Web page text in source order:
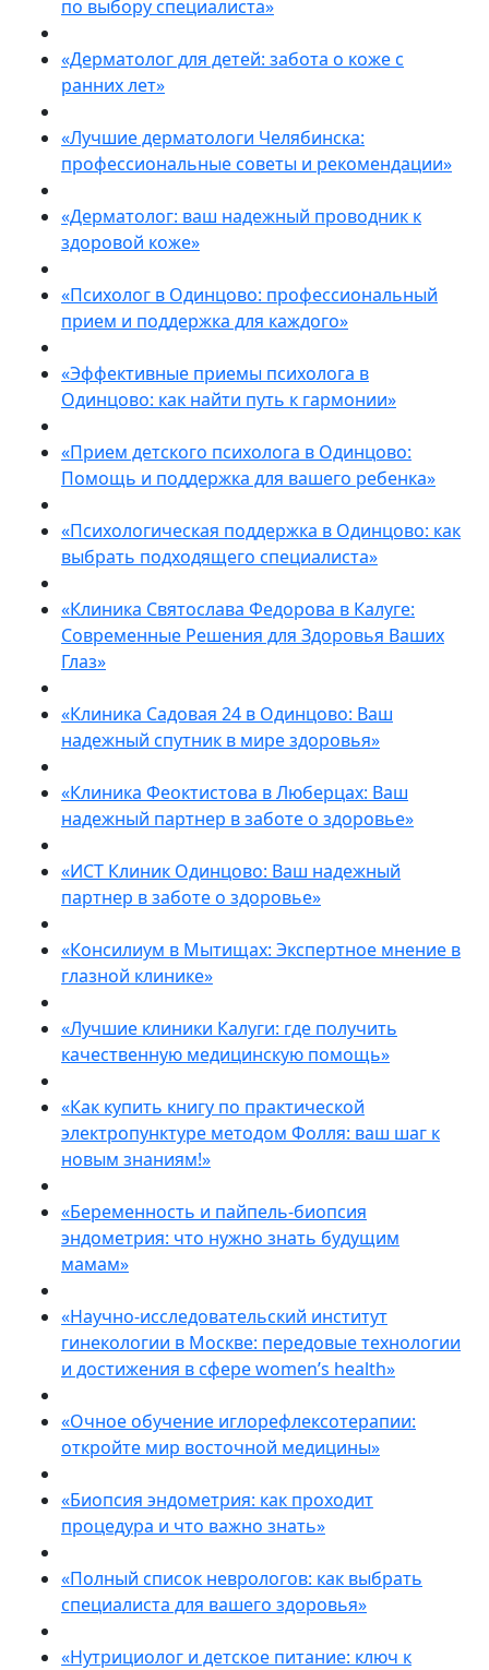
по выбору специалиста»
«Дерматолог для детей: забота о коже с
ранних лет»
«Лучшие дерматологи Челябинска:
профессиональные советы и рекомендации»
«Дерматолог: ваш надежный проводник к
здоровой коже»
«Психолог в Одинцово: профессиональный
прием и поддержка для каждого»
«Эффективные приемы психолога в
Одинцово: как найти путь к гармонии»
«Прием детского психолога в Одинцово:
Помощь и поддержка для вашего ребенка»
«Психологическая поддержка в Одинцово: как
выбрать подходящего специалиста»
«Клиника Святослава Федорова в Калуге:
Современные Решения для Здоровья Ваших
Глаз»
«Клиника Садовая 24 в Одинцово: Ваш
надежный спутник в мире здоровья»
«Клиника Феоктистова в Люберцах: Ваш
надежный партнер в заботе о здоровье»
«ИСТ Клиник Одинцово: Ваш надежный
партнер в заботе о здоровье»
«Консилиум в Мытищах: Экспертное мнение в
глазной клинике»
«Лучшие клиники Калуги: где получить
качественную медицинскую помощь»
«Как купить книгу по практической
электропунктуре методом Фолля: ваш шаг к
новым знаниям!»
«Беременность и пайпель-биопсия
эндометрия: что нужно знать будущим
мамам»
«Научно-исследовательский институт
гинекологии в Москве: передовые технологии
и достижения в сфере women’s health»
«Очное обучение иглорефлексотерапии:
откройте мир восточной медицины»
«Биопсия эндометрия: как проходит
процедура и что важно знать»
«Полный список неврологов: как выбрать
специалиста для вашего здоровья»
«Нутрициолог и детское питание: ключ к